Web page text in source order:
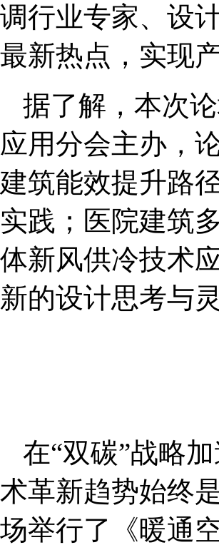
调行业专家、设
最新热点，实现
据了解，本次
应用分会主办，
建筑能效提升路
实践；医院建筑
体新风供冷技术
新的设计思考与灵
在“双碳”战略
术革新趋势始终
场举行了《暖通